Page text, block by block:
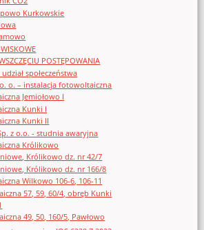
Kurkowskie
POSTĘPOWANIA
społeczeństwa
o. – instalacja fotowoltaiczna
Jemiołowo I
Kunki I
Kunki II
z o.o. - studnia awaryjna
Królikowo
Królikowo dz. nr 42/7
Królikowo dz. nr 166/8
Wilkowo 106-6, 106-11
57, 59, 60/4, obręb Kunki
49, 50, 160/5, Pawłowo